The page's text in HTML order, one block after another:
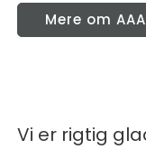
Mere om AAA
Vi er rigtig